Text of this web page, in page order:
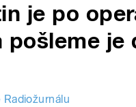
je po
pošleme je
Radiožurnálu